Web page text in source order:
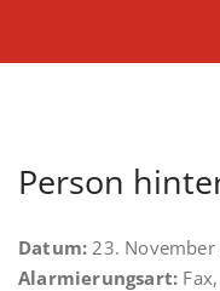
Person
Datum: 23.
Alarmierungsart: